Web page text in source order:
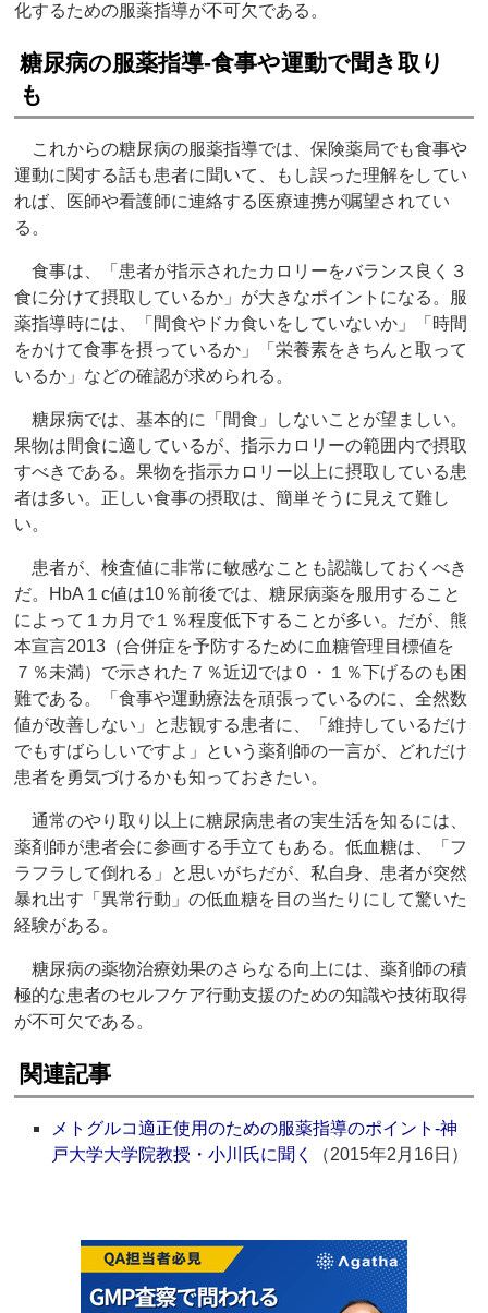
化するための服薬指導が不可欠である。
糖尿病の服薬指導‐食事や運動で聞き取り
も
これからの糖尿病の服薬指導では、保険薬局でも食事や
運動に関する話も患者に聞いて、もし誤った理解をしてい
れば、医師や看護師に連絡する医療連携が嘱望されてい
る。
食事は、「患者が指示されたカロリーをバランス良く３
食に分けて摂取しているか」が大きなポイントになる。服
薬指導時には、「間食やドカ食いをしていないか」「時間
をかけて食事を摂っているか」「栄養素をきちんと取って
いるか」などの確認が求められる。
糖尿病では、基本的に「間食」しないことが望ましい。
果物は間食に適しているが、指示カロリーの範囲内で摂取
すべきである。果物を指示カロリー以上に摂取している患
者は多い。正しい食事の摂取は、簡単そうに見えて難し
い。
患者が、検査値に非常に敏感なことも認識しておくべき
だ。HbA１c値は10％前後では、糖尿病薬を服用すること
によって１カ月で１％程度低下することが多い。だが、熊
本宣言2013（合併症を予防するために血糖管理目標値を
７％未満）で示された７％近辺では０・１％下げるのも困
難である。「食事や運動療法を頑張っているのに、全然数
値が改善しない」と悲観する患者に、「維持しているだけ
でもすばらしいですよ」という薬剤師の一言が、どれだけ
患者を勇気づけるかも知っておきたい。
通常のやり取り以上に糖尿病患者の実生活を知るには、
薬剤師が患者会に参画する手立てもある。低血糖は、「フ
ラフラして倒れる」と思いがちだが、私自身、患者が突然
暴れ出す「異常行動」の低血糖を目の当たりにして驚いた
経験がある。
糖尿病の薬物治療効果のさらなる向上には、薬剤師の積
極的な患者のセルフケア行動支援のための知識や技術取得
が不可欠である。
関連記事
メトグルコ適正使用のための服薬指導のポイント‐神
戸大学大学院教授・小川氏に聞く
（2015年2月16日）